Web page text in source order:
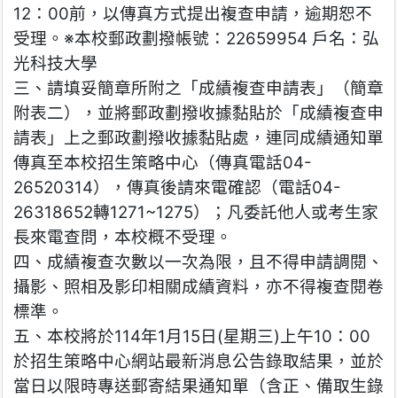
12：00前，以傳真方式提出複查申請，逾期恕不
受理。※本校郵政劃撥帳號：22659954 戶名：弘
光科技大學
三、請填妥簡章所附之「成績複查申請表」（簡章
附表二），並將郵政劃撥收據黏貼於「成績複查申
請表」上之郵政劃撥收據黏貼處，連同成績通知單
傳真至本校招生策略中心（傳真電話04-
26520314），傳真後請來電確認（電話04-
26318652轉1271~1275）；凡委託他人或考生家
長來電查問，本校概不受理。
四、成績複查次數以一次為限，且不得申請調閱、
攝影、照相及影印相關成績資料，亦不得複查閱卷
標準。
五、本校將於114年1月15日(星期三)上午10：00
於招生策略中心網站最新消息公告錄取結果，並於
當日以限時專送郵寄結果通知單（含正、備取生錄